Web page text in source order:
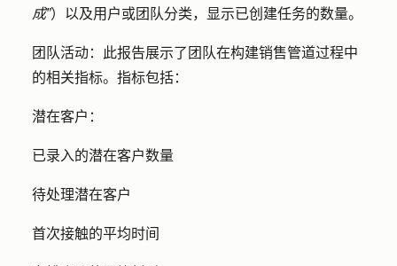
成”）以及用户或团队分类，显示已创建任务的数量。
团队活动：
此报告展示了团队在构建销售管道过程中
的相关指标。指标包括：
潜在客户：
已录入的潜在客户数量
待处理潜在客户
首次接触的平均时间